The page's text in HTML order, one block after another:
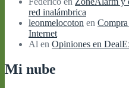
red inalámbrica
leonmelocoton en
Internet
Al en Opiniones en
Mi nube